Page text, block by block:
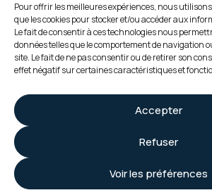
Pour offrir les meilleures expériences, nous
que les cookies pour stocker et/ou accéder aux
Le fait de consentir à ces technologies nous
données telles que le comportement de navigation
site. Le fait de ne pas consentir ou de retirer son
effet négatif sur certaines caractéristiques et
Accepter
Refuser
Voir les préférences
Mentions légales
© 2026 AMSC – Tous droits réservés –
Pois Chiche Design